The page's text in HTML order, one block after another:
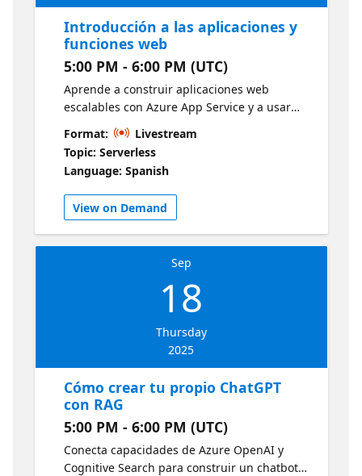
Introducción a las aplicaciones y
funciones web
5:00 PM - 6:00 PM (UTC)
Aprende a construir aplicaciones web
escalables con Azure App Service y a usar
Azure Functions para automatizar procesos y
responder a eventos de forma serverless.
Una sesión ideal para mejorar la eficiencia
de tus soluciones web.
Format:
Livestream
Topic: Serverless
Language: Spanish
View on Demand
Sep
18
Thursday
2025
Cómo crear tu propio ChatGPT
con RAG
5:00 PM - 6:00 PM (UTC)
Conecta capacidades de Azure OpenAI y
Cognitive Search para construir un chatbot